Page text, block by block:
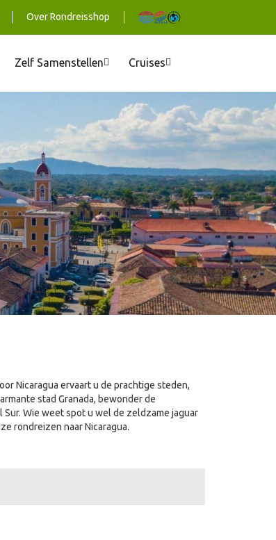
Over Rondreisshop
Zelf Samenstellen Cruises
Nicaragua ervaart u de prachtige steden,
stad Granada, bewonder de
Sur. Wie weet spot u wel de zeldzame jaguar
rondreizen naar Nicaragua.